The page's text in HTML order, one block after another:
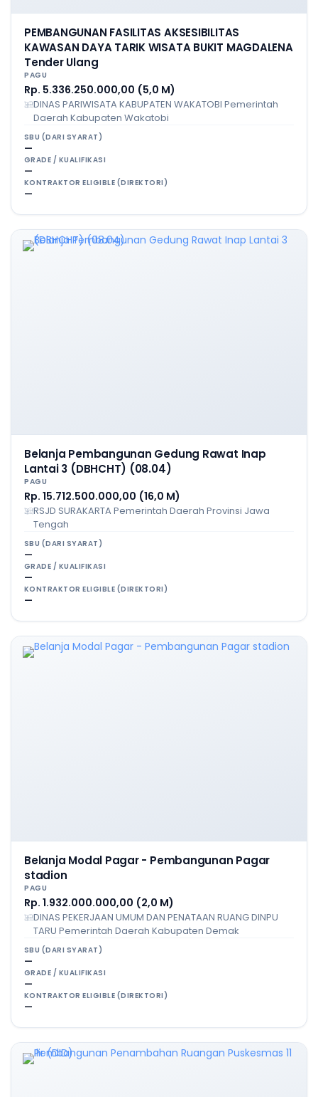
PEMBANGUNAN FASILITAS AKSESIBILITAS
KAWASAN DAYA TARIK WISATA BUKIT MAGDALENA
Tender Ulang
PAGU
Rp. 5.336.250.000,00 (5,0 M)
DINAS PARIWISATA KABUPATEN WAKATOBI Pemerintah
Daerah Kabupaten Wakatobi
SBU (DARI SYARAT)
—
GRADE / KUALIFIKASI
—
KONTRAKTOR ELIGIBLE (DIREKTORI)
—
Belanja Pembangunan Gedung Rawat Inap
Lantai 3 (DBHCHT) (08.04)
PAGU
Rp. 15.712.500.000,00 (16,0 M)
RSJD SURAKARTA Pemerintah Daerah Provinsi Jawa
Tengah
SBU (DARI SYARAT)
—
GRADE / KUALIFIKASI
—
KONTRAKTOR ELIGIBLE (DIREKTORI)
—
Belanja Modal Pagar - Pembangunan Pagar
stadion
PAGU
Rp. 1.932.000.000,00 (2,0 M)
DINAS PEKERJAAN UMUM DAN PENATAAN RUANG DINPU
TARU Pemerintah Daerah Kabupaten Demak
SBU (DARI SYARAT)
—
GRADE / KUALIFIKASI
—
KONTRAKTOR ELIGIBLE (DIREKTORI)
—